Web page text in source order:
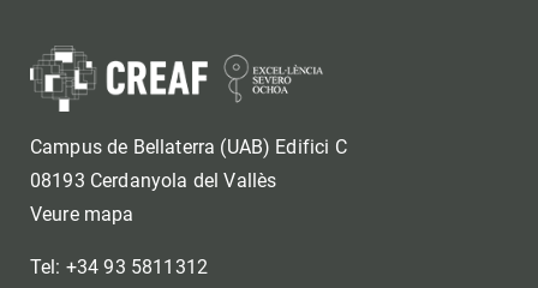
Campus de Bellaterra (UAB) Edifici C
08193 Cerdanyola del Vallès
Veure mapa
Tel: +34 93 5811312